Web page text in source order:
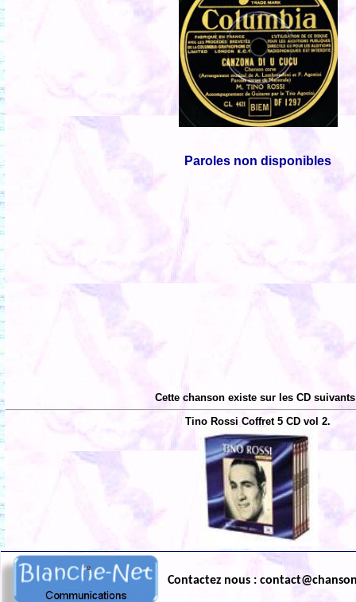
Paroles non disponibles
Cette chanson existe sur les CD
Tino Rossi Coffret 5 CD vol 2.
Contactez nous :